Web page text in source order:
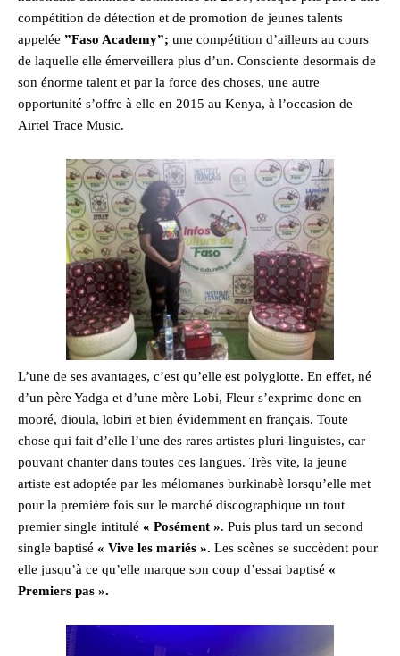
compétition de détection et de promotion de jeunes talents
appelée ”Faso Academy”; une compétition d’ailleurs au cours
de laquelle elle émerveillera plus d’un. Consciente desormais de
son énorme talent et par la force des choses, une autre
opportunité s’offre à elle en 2015 au Kenya, à l’occasion de
Airtel Trace Music.
L’une de ses avantages, c’est qu’elle est polyglotte. En effet, né
d’un père Yadga et d’une mère Lobi, Fleur s’exprime donc en
mooré, dioula, lobiri et bien évidemment en français. Toute
chose qui fait d’elle l’une des rares artistes pluri-linguistes, car
pouvant chanter dans toutes ces langues. Très vite, la jeune
artiste est adoptée par les mélomanes burkinabè lorsqu’elle met
pour la première fois sur le marché discographique un tout
premier single intitulé « Posément ». Puis plus tard un second
single baptisé « Vive les mariés ». Les scènes se succèdent pour
elle jusqu’à ce qu’elle marque son coup d’essai baptisé «
Premiers pas ».